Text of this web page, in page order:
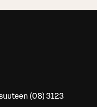
(08) 3123